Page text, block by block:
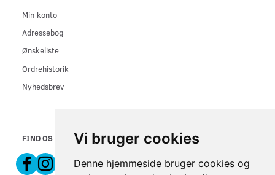
Vi bruger cookies
Denne hjemmeside bruger cookies og
Min konto
Adressebog
Ønskeliste
Ordrehistorik
Nyhedsbrev
FIND OS PÅ